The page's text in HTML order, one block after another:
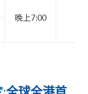
晚上7:00